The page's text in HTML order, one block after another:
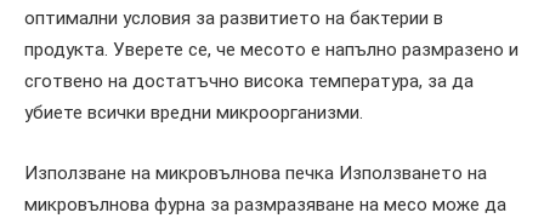
оптимални условия за развитието на бактерии в
продукта. Уверете се, че месото е напълно размразено и
сготвено на достатъчно висока температура, за да
убиете всички вредни микроорганизми.
Използване на микровълнова печка Използването на
микровълнова фурна за размразяване на месо може да